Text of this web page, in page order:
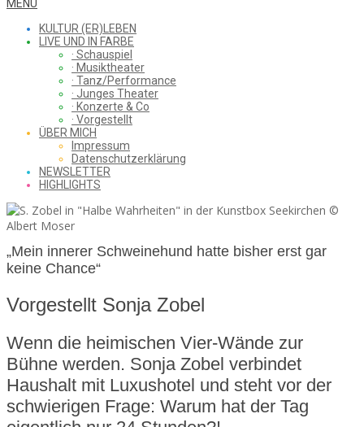
WHAT
SAW
FROM
THE
CHEAP
Menu
MENU
KULTUR (ER)LEBEN
LIVE UND IN FARBE
· Schauspiel
· Musiktheater
· Tanz/Performance
· Junges Theater
· Konzerte & Co
· Vorgestellt
ÜBER MICH
Impressum
Datenschutzerklärung
NEWSLETTER
HIGHLIGHTS
„Mein innerer Schweinehund hatte bisher erst gar
keine Chance“
Vorgestellt Sonja Zobel
Wenn die heimischen Vier-Wände zur
Bühne werden. Sonja Zobel verbindet
Haushalt mit Luxushotel und steht vor der
schwierigen Frage: Warum hat der Tag